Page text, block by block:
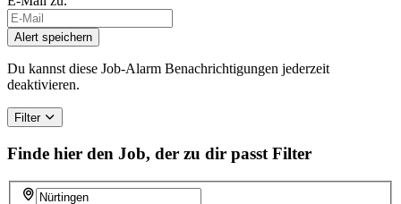
If
you
are
a
human,
this
field
Alert speichern
Du kannst diese Job-Alarm Benachrichtigungen jederzeit
deaktivieren.
Filter
Finde hier den Job, der zu dir passt Filter